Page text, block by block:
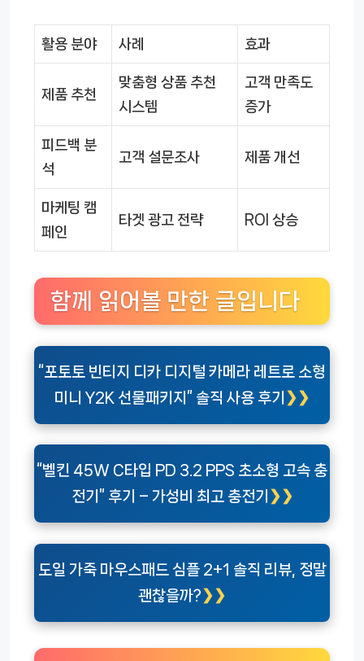
활용 분야 사례 효과
제품 추천
맞춤형 상품 추천
시스템
고객 만족도
증가
피드백 분
석
고객 설문조사 제품 개선
마케팅 캠
페인
타겟 광고 전략 ROI 상승
함께 읽어볼 만한 글입니다
“포토토 빈티지 디카 디지털 카메라 레트로 소형
미니 Y2K 선물패키지” 솔직 사용 후기
“벨킨 45W C타입 PD 3.2 PPS 초소형 고속 충
전기” 후기 – 가성비 최고 충전기
도일 가죽 마우스패드 심플 2+1 솔직 리뷰, 정말
괜찮을까?